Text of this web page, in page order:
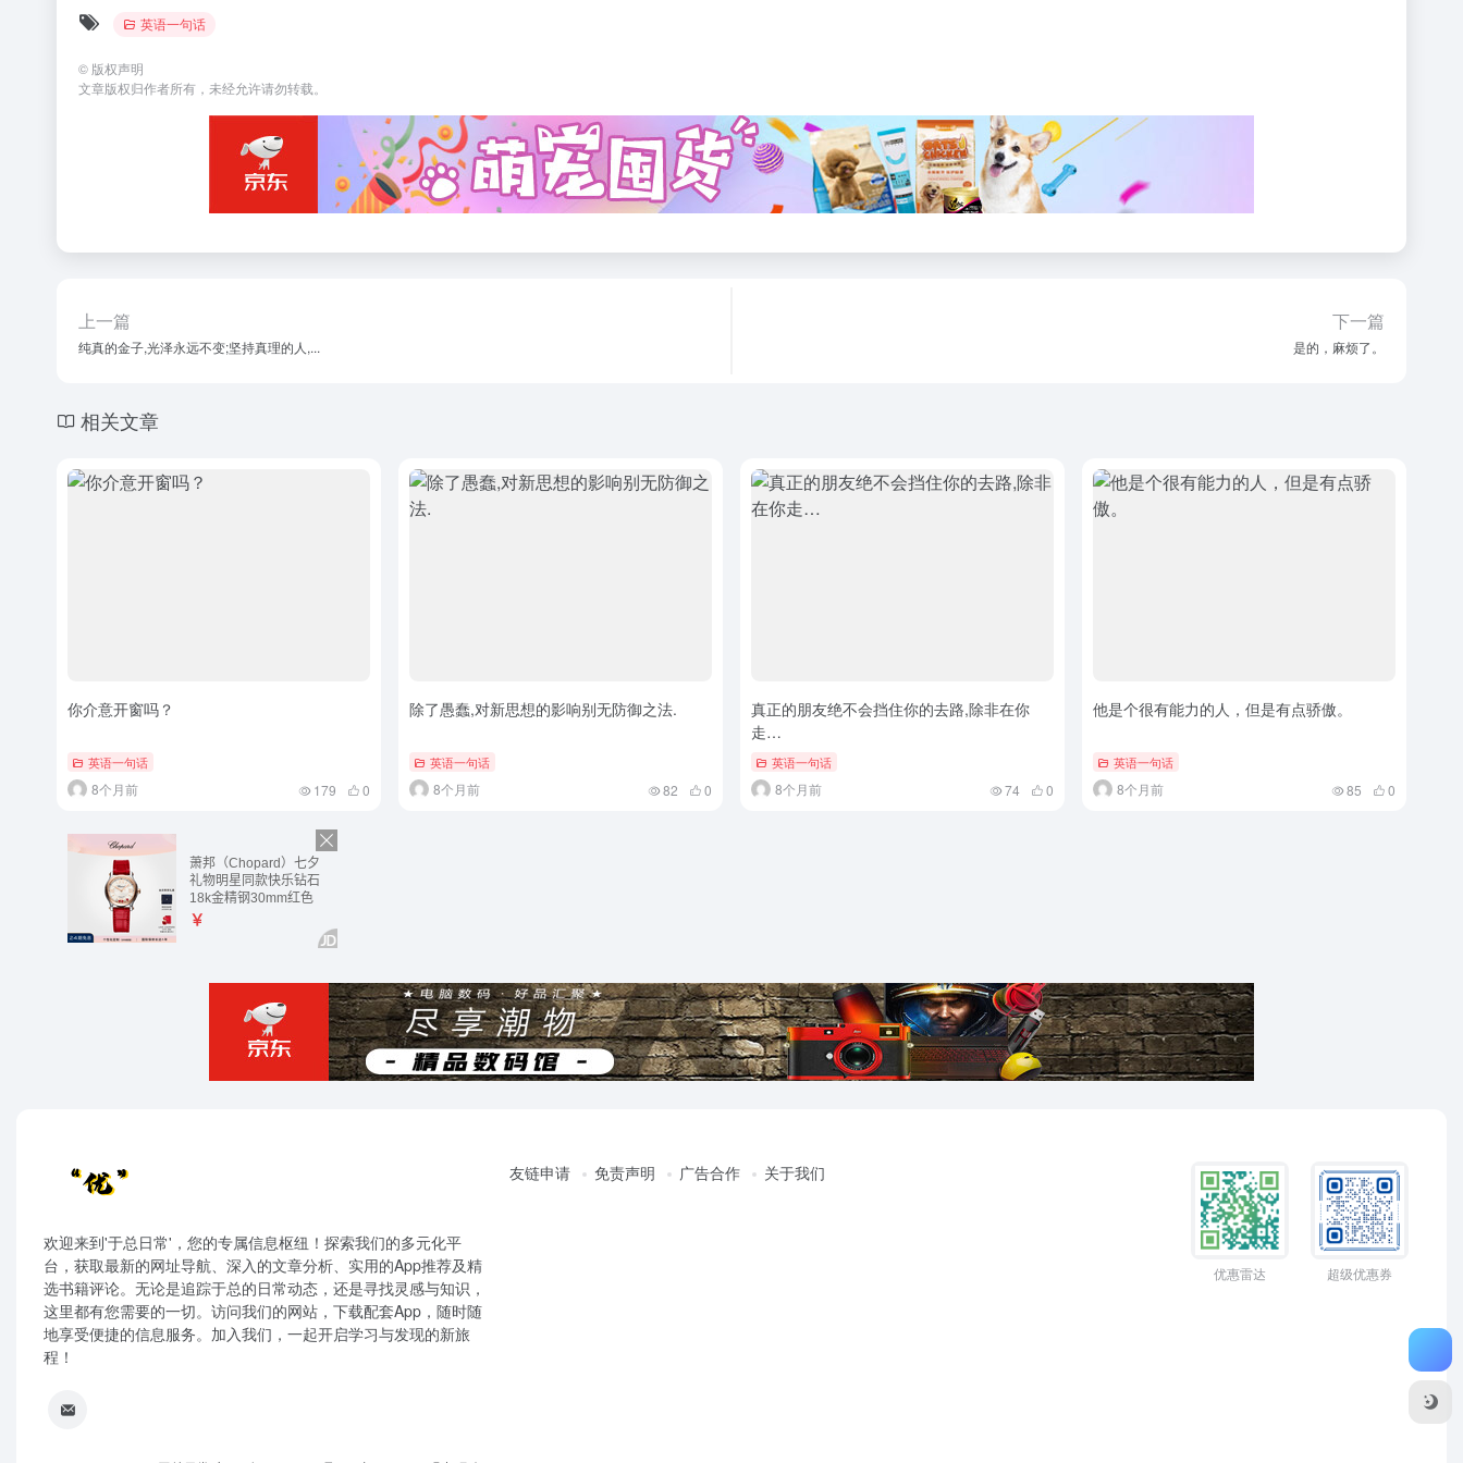
英语一句话
© 版权声明
文章版权归作者所有，未经允许请勿转载。
上一篇
纯真的金子,光泽永远不变;坚持真理的人,...
下一篇
是的，麻烦了。
相关文章
你介意开窗吗？
英语一句话
8个月前 179 0
除了愚蠢,对新思想的影响别无防御之法.
英语一句话
8个月前 82 0
真正的朋友绝不会挡住你的去路,除非在你
走…
英语一句话
8个月前 74 0
他是个很有能力的人，但是有点骄傲。
英语一句话
8个月前 85 0
欢迎来到'于总日常'，您的专属信息枢纽！探索我们的多元化平
台，获取最新的网址导航、深入的文章分析、实用的App推荐及精
选书籍评论。无论是追踪于总的日常动态，还是寻找灵感与知识，
这里都有您需要的一切。访问我们的网站，下载配套App，随时随
地享受便捷的信息服务。加入我们，一起开启学习与发现的新旅
程！
友链申请 免责声明 广告合作 关于我们
优惠雷达 超级优惠券